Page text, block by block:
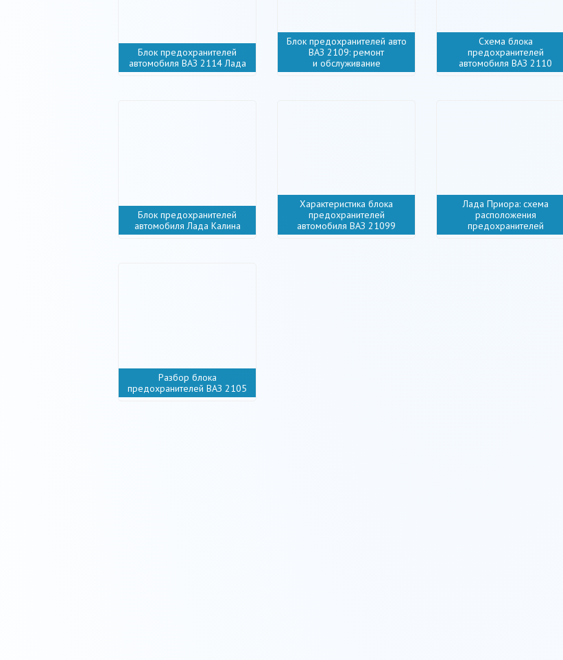
Блок предохранителей
автомобиля ВАЗ 2114 Лада
Блок предохранителей авто
ВАЗ 2109: ремонт
и обслуживание
Схема блока
предохранителей
автомобиля ВАЗ 2110
Блок предохранителей
автомобиля Лада Калина
Характеристика блока
предохранителей
автомобиля ВАЗ 21099
Лада Приора: схема
расположения
предохранителей
Разбор блока
предохранителей ВАЗ 2105